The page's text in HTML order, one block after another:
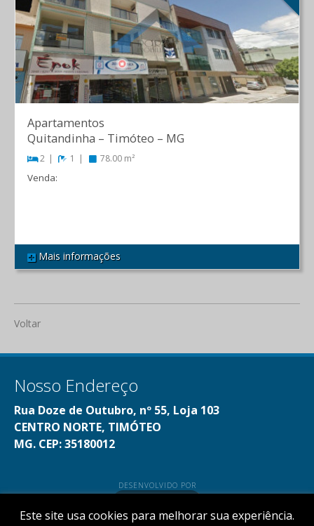
REF 293
Apartamentos
Quitandinha – Timóteo – MG
2 1 78.00 m²
Venda:
Mais informações
Voltar
Este site usa cookies para melhorar sua experiência.
Nosso Endereço
Rua Doze de Outubro, nº 55, Loja 103
CENTRO NORTE, TIMÓTEO
MG. CEP: 35180012
DESENVOLVIDO POR